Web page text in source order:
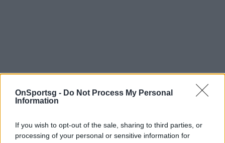
OnSportsg - Do Not Process My Personal
Information
If you wish to opt-out of the sale, sharing to third parties, or
processing of your personal or sensitive information for